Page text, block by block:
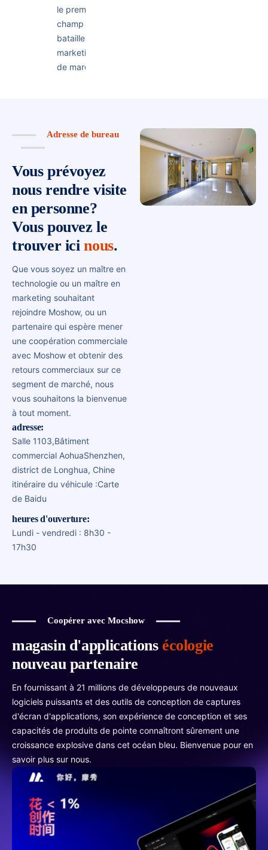
le premier
champ de
bataille du
marketing
de marque.
Adresse de bureau
Vous prévoyez
nous rendre visite
en personne?
Vous pouvez le
trouver icinous.
Que vous soyez un maître en
technologie ou un maître en
marketing souhaitant
rejoindre Moshow, ou un
partenaire qui espère mener
une coopération commerciale
avec Moshow et obtenir des
retours commerciaux sur ce
segment de marché, nous
vous souhaitons la bienvenue
à tout moment.
adresse:
Salle 1103,Bâtiment
commercial AohuaShenzhen,
district de Longhua, Chine
itinéraire du véhicule :Carte
de Baidu
heures d'ouverture:
Lundi - vendredi : 8h30 -
17h30
Coopérer avec Mocshow
magasin d'applications écologie
nouveau partenaire
En fournissant à 21 millions de développeurs de nouveaux
logiciels puissants et des outils de conception de captures
d'écran d'applications, son expérience de conception et ses
capacités de produits de pointe connaîtront sûrement une
croissance explosive dans cet océan bleu. Bienvenue pour en
savoir plus sur nous.